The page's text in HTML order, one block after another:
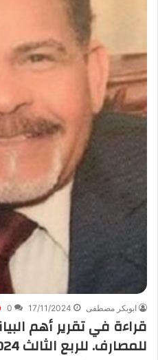
ابوبكر مصطفى 17/11/2024
0
قراءة في تقرير أهم
للمصارف. للربع الثالث 2024